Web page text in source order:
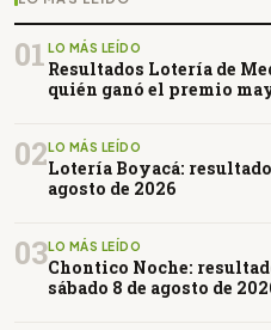
01 LO MÁS LEÍDO
Resultados Lotería de
quién ganó el premio
02LO MÁS LEÍDO
Lotería Boyacá:
agosto de 2026
03LO MÁS LEÍDO
Chontico Noche:
sábado 8 de agosto de